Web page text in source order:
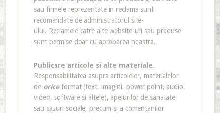
sau firmele reprezentate in reclama sunt
recomandate de administratorul site-
ului. Reclamele catre alte website-uri sau produse
sunt permise doar cu aprobarea noastra.
Publicare articole si alte materiale.
Responsabilitatea asupra articolelor, materialelor
de oriceformat (text, imagini, power point, audio,
video, software si altele), apelurilor de sanatate
sau cazuri sociale, precum si a comentariilor